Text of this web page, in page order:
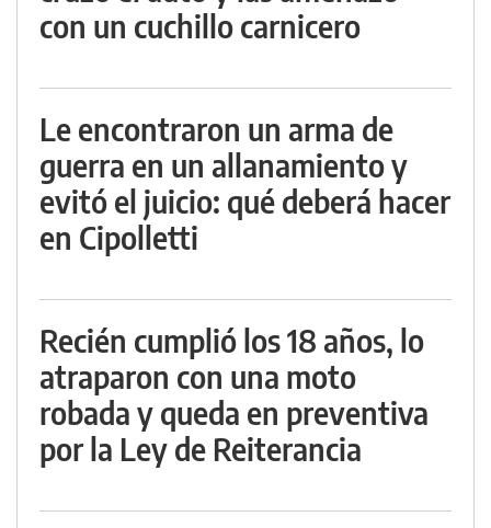
con un cuchillo carnicero
Le encontraron un arma de
guerra en un allanamiento y
evitó el juicio: qué deberá hacer
en Cipolletti
Recién cumplió los 18 años, lo
atraparon con una moto
robada y queda en preventiva
por la Ley de Reiterancia